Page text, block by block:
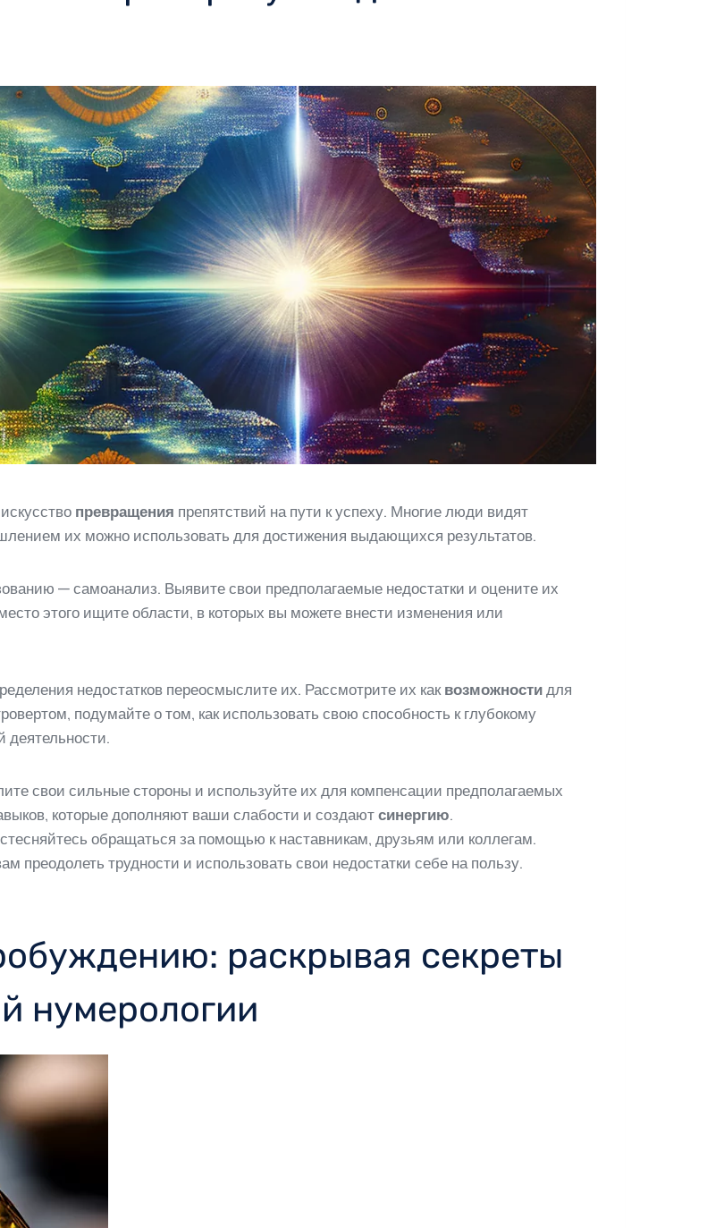
превращения препятствий на пути к успеху. Многие люди видят
их можно использовать для достижения выдающихся результатов.
— самоанализ. Выявите свои предполагаемые недостатки и оцените их
этого ищите области, в которых вы можете внести изменения или
недостатков переосмыслите их. Рассмотрите их как возможности для
подумайте о том, как использовать свою способность к глубокому
деятельности.
свои сильные стороны и используйте их для компенсации предполагаемых
которые дополняют ваши слабости и создают синергию.
обращаться за помощью к наставникам, друзьям или коллегам.
преодолеть трудности и использовать свои недостатки себе на пользу.
раскрывая секреты
нумерологии